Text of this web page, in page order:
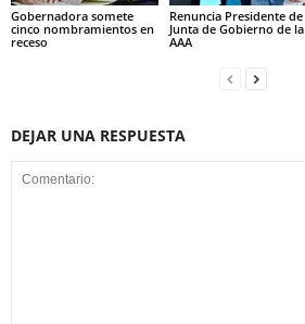
Gobernadora somete
cinco nombramientos en
receso
Renuncia Presidente de
Junta de Gobierno de la
AAA
DEJAR UNA RESPUESTA